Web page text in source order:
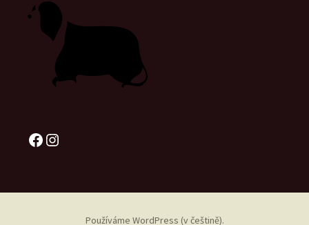
Facebook
Instagram
Používáme WordPress (v češtině).